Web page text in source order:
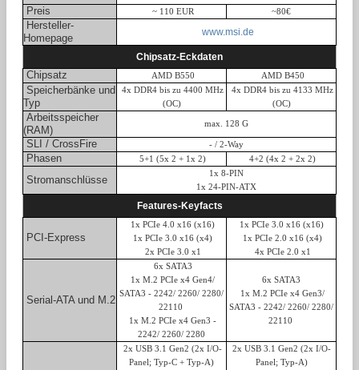
Preis ~ 110 EUR ~80€
Hersteller-
Homepage
www.msi.de
Chipsatz-Eckdaten
Chipsatz AMD B550 AMD B450
Speicherbänke und
Typ
4x DDR4 bis zu 4400 MHz
(OC)
4x DDR4 bis zu 4133 MHz
(OC)
Arbeitsspeicher
(RAM)
max. 128 G
SLI / CrossFire - / 2-Way
Phasen 5+1 (5x 2 + 1x 2) 4+2 (4x 2 + 2x 2)
Stromanschlüsse
1x 8-PIN
1x 24-PIN-ATX
Features-Keyfacts
PCI-Express
1x PCIe 4.0 x16 (x16)
1x PCIe 3.0 x16 (x4)
2x PCIe 3.0 x1
1x PCIe 3.0 x16 (x16)
1x PCIe 2.0 x16 (x4)
4x PCIe 2.0 x1
Serial-ATA und M.2
6x SATA3
1x M.2 PCIe x4 Gen4/
SATA3 - 2242/ 2260/ 2280/
22110
1x M.2 PCIe x4 Gen3 -
2242/ 2260/ 2280
6x SATA3
1x M.2 PCIe x4 Gen3/
SATA3 - 2242/ 2260/ 2280/
22110
2x USB 3.1 Gen2 (2x I/O-
Panel; Typ-C + Typ-A)
2x USB 3.1 Gen2 (2x I/O-
Panel; Typ-A)